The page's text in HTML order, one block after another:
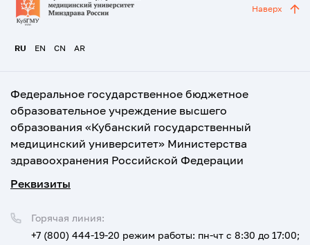
RU EN CN AR
Наверх
Федеральное государственное бюджетное
образовательное учреждение высшего
образования «Кубанский государственный
медицинский университет» Министерства
здравоохранения Российской Федерации
Реквизиты
Горячая линия:
+7 (800) 444-19-20 режим работы: пн-чт с 8:30 до 17:00;